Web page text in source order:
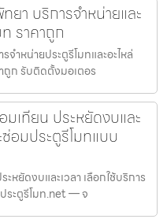
ยา บริการจำหน่ายและ
ราคาถูก
ำหน่ายประตูรีโมทและอะไหล่
ก รับติดตั้งมอเตอร
มเทียน ประหยัดงบและ
ซ่อมประตูรีโมทแบบ
หยัดงบและเวลา เลือกใช้บริการ
ระตูรีโมท.net — จ